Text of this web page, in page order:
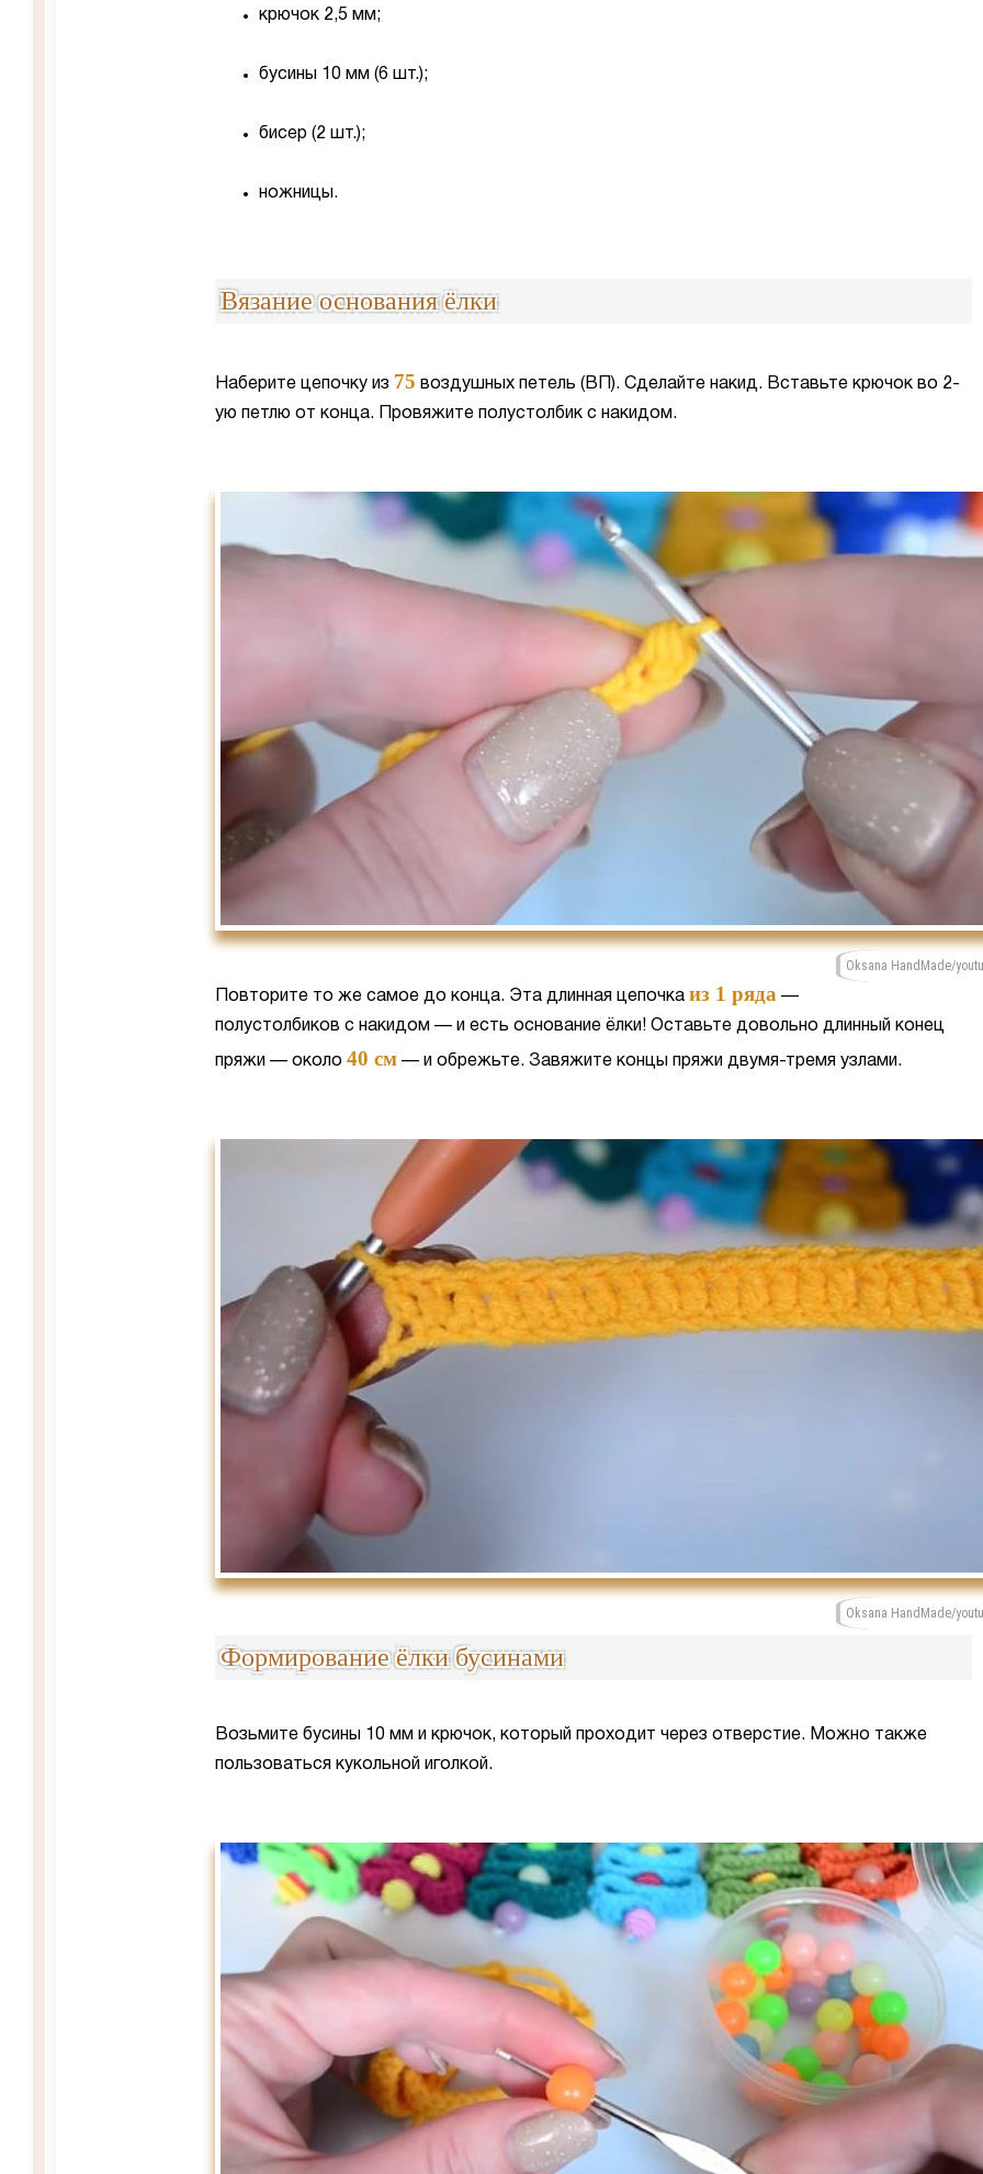
крючок 2,5 мм;
бусины 10 мм (6 шт.);
бисер (2 шт.);
ножницы.
Вязание основания ёлки
Наберите цепочку из 75 воздушных петель (ВП). Сделайте накид. Вставьте крючок во 2-
ую петлю от конца. Провяжите полустолбик с накидом.
Oksana HandMade/
Повторите то же самое до конца. Эта длинная цепочка из 1 ряда —
полустолбиков с накидом — и есть основание ёлки! Оставьте довольно длинный конец
пряжи — около 40 см — и обрежьте. Завяжите концы пряжи двумя-тремя узлами.
Oksana HandMade/
Формирование ёлки бусинами
Возьмите бусины 10 мм и крючок, который проходит через отверстие. Можно также
пользоваться кукольной иголкой.